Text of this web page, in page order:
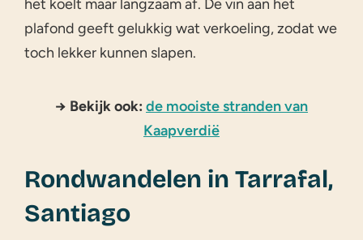
het koelt maar langzaam af. De vin aan het
plafond geeft gelukkig wat verkoeling, zodat we
toch lekker kunnen slapen.
→ Bekijk ook: de mooiste stranden van
Kaapverdië
Rondwandelen in Tarrafal,
Santiago